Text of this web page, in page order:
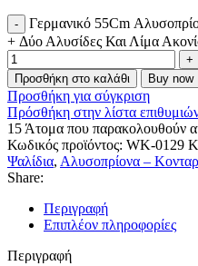
Γερμανικό 55Cm
+ Δύο Αλυσίδες Και Λίμα
Προσθήκη στο καλάθι Buy now
Προσθήκη για σύγκριση
Πρόσθήκη στην λίστα
15 Άτομα που παρακολουθούν
Κωδικός προϊόντος: WK-0129
Ψαλίδια, Αλυσοπρίονα –
Share:
Περιγραφή
Επιπλέον πληροφορίες
Περιγραφή